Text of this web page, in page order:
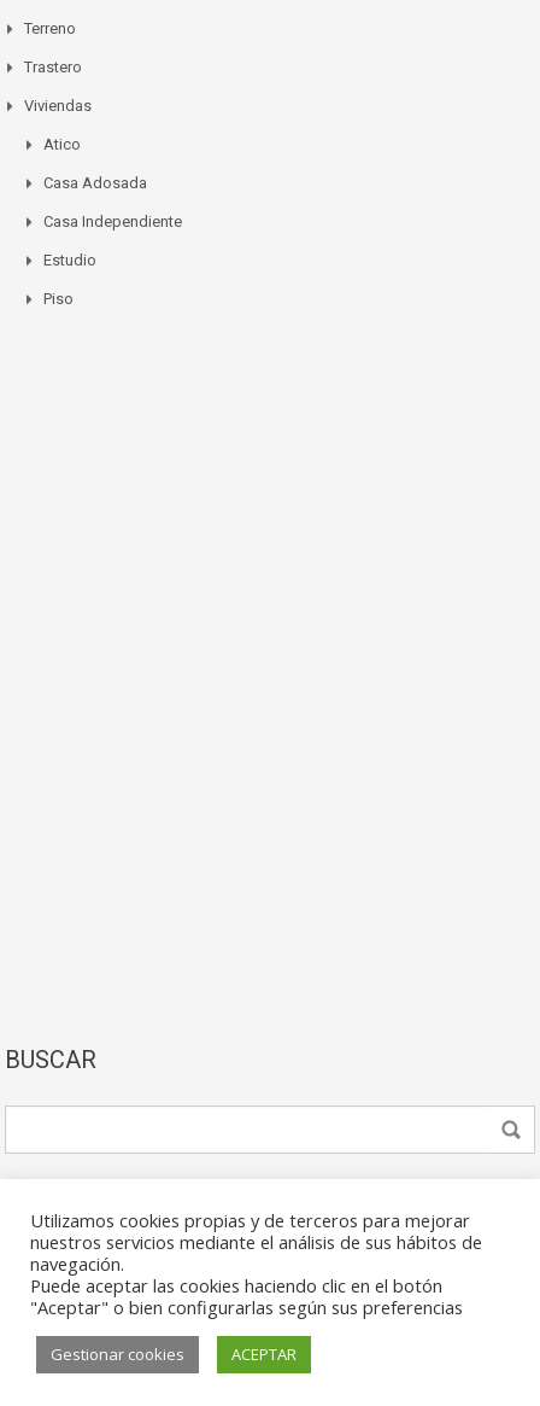
Terreno
Trastero
Viviendas
Atico
Casa Adosada
Casa Independiente
Estudio
Piso
BUSCAR
© 2026. Todos los derechos reservados.
Utilizamos cookies propias y de terceros para mejorar
nuestros servicios mediante el análisis de sus hábitos de
navegación.
Puede aceptar las cookies haciendo clic en el botón
"Aceptar" o bien configurarlas según sus preferencias
Gestionar cookies ACEPTAR